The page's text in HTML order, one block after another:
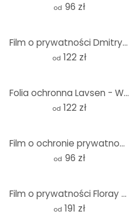
od 96 zł
Film o prywatności Dmitry - Historia kropli wody - P
od 122 zł
Folia ochronna Lavsen - White Espresso - Panorama
od 122 zł
Film o ochronie prywatności Fresh Tomato - Panorama
od 96 zł
Film o prywatności Floray - Panorama
od 191 zł